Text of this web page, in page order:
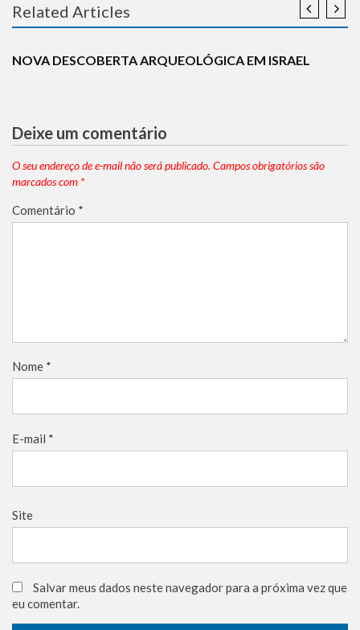
Related Articles
ARQUEOLOGIA BREAKING NEWS
NOVA DESCOBERTA ARQUEOLÓGICA EM ISRAEL
Deixe um comentário
O seu endereço de e-mail não será publicado. Campos obrigatórios são
marcados com *
Comentário *
Nome *
E-mail *
Site
Salvar meus dados neste navegador para a próxima vez que
eu comentar.